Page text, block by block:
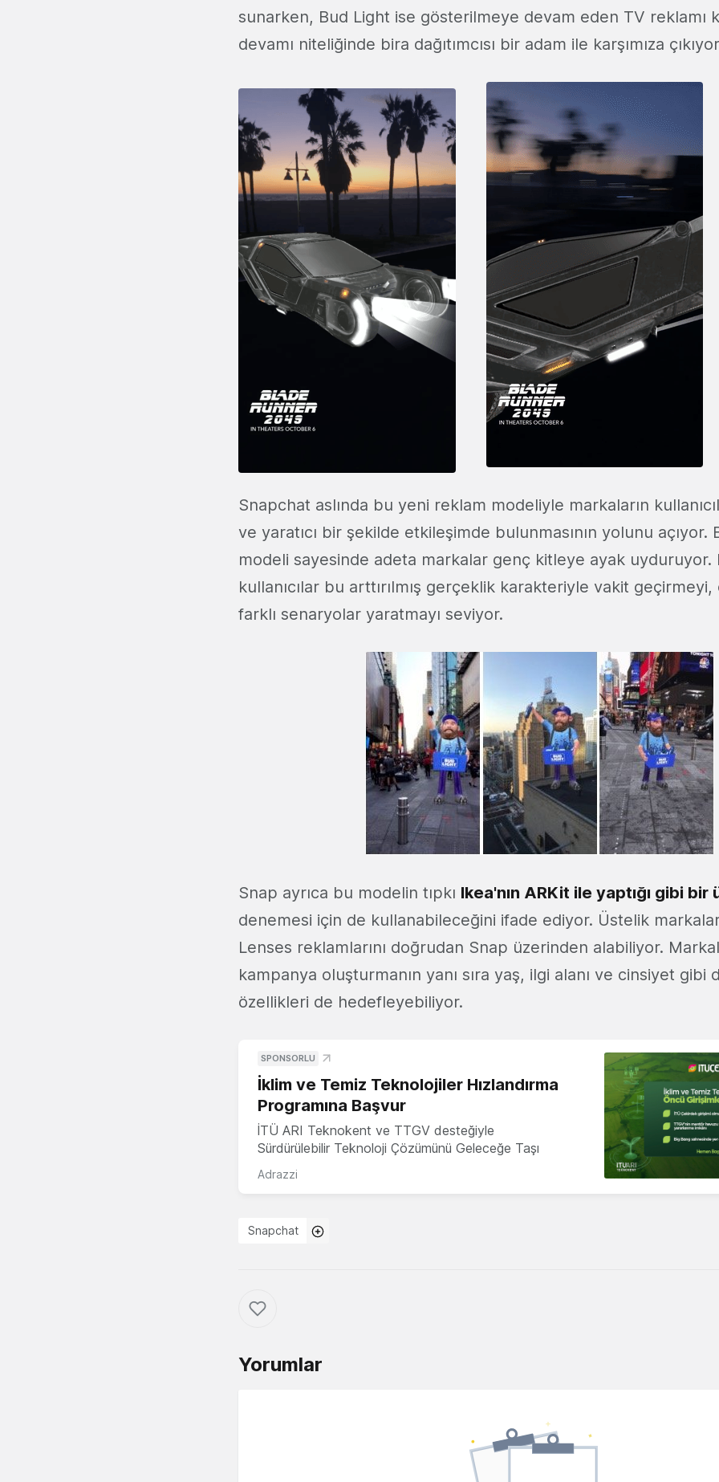
sunarken, Bud Light ise gösterilmeye devam eden TV reklamı
devamı niteliğinde bira dağıtımcısı bir adam ile karşımıza
Snapchat aslında bu yeni reklam modeliyle markaların
ve yaratıcı bir şekilde etkileşimde bulunmasının yolunu açıyor.
modeli sayesinde adeta markalar genç kitleye ayak uyduruyor.
kullanıcılar bu arttırılmış gerçeklik karakteriyle vakit
farklı senaryolar yaratmayı seviyor.
Snap ayrıca bu modelin tıpkı Ikea'nın ARKit ile yaptığı gibi bir
denemesi için de kullanabileceğini ifade ediyor. Üstelik
Lenses reklamlarını doğrudan Snap üzerinden alabiliyor.
kampanya oluşturmanın yanı sıra yaş, ilgi alanı ve cinsiyet gibi
özellikleri de hedefleyebiliyor.
SPONSORLU
İklim ve Temiz Teknolojiler Hızlandırma
Programına Başvur
İTÜ ARI Teknokent ve TTGV desteğiyle
Sürdürülebilir Teknoloji Çözümünü Geleceğe Taşı
Adrazzi
Snapchat
Yorumlar